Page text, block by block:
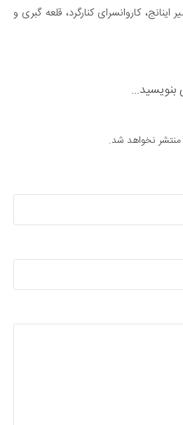
اینانج، کاروانسرای کنارگرد، قلعه گبری و
نخواهد شد.